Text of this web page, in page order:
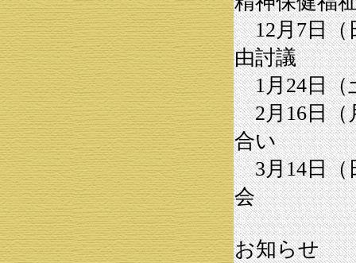
12月7日（
由討議
1月24日（
2月16日（
合い
3月14日（
会
お知らせ